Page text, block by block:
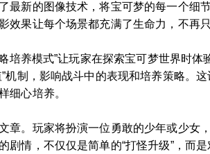
最新的图像技术，将宝可梦的每一个
效果让每个场景都充满了生命力，不再
培养模式”让玩家在探索宝可梦世界时
机制，影响战斗中的表现和培养策略。
细心培养。
章。玩家将扮演一位勇敢的少年或少女
情，不仅仅是简单的“打怪升级”，而